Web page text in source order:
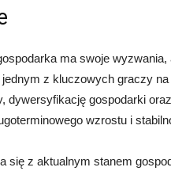
ma swoje
z kluczowych graczy
dywersyfikację gospodarki
wzrostu i
się z aktualnym stanem